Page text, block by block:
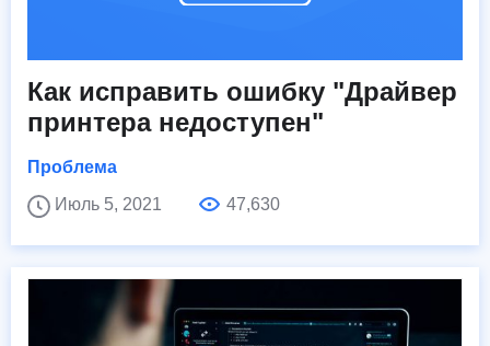
Как исправить ошибку "Драйвер
принтера недоступен"
Проблема
Июль 5, 2021
47,630